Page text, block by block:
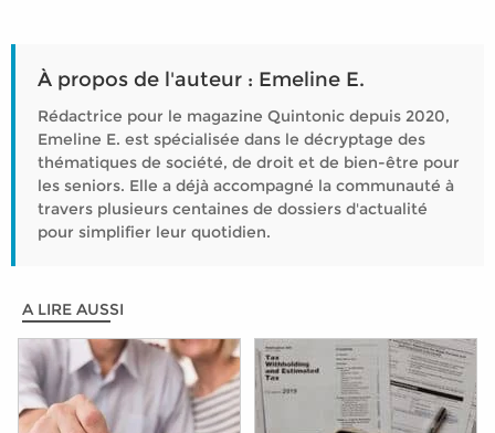
À propos de l'auteur : Emeline E.
Rédactrice pour le magazine Quintonic depuis 2020,
Emeline E. est spécialisée dans le décryptage des
thématiques de société, de droit et de bien-être pour
les seniors. Elle a déjà accompagné la communauté à
travers plusieurs centaines de dossiers d'actualité
pour simplifier leur quotidien.
A LIRE AUSSI